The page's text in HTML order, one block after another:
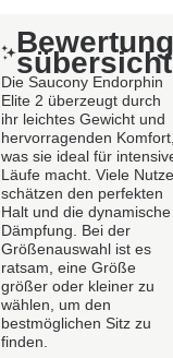
sübersicht
Die Saucony Endorphin
Elite 2 überzeugt durch
ihr leichtes Gewicht und
hervorragenden
was sie ideal für
Läufe macht. Viele
schätzen den perfekten
Halt und die dynamische
Dämpfung. Bei der
Größenauswahl ist es
ratsam, eine Größe
größer oder kleiner zu
wählen, um den
bestmöglichen Sitz zu
finden.